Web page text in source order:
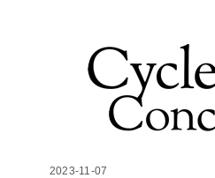
2023-11-07